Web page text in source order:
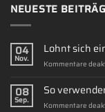
NEUESTE
04
Nov.
Lohnt sich
Kommentare
08
Sep.
So
Kommentare